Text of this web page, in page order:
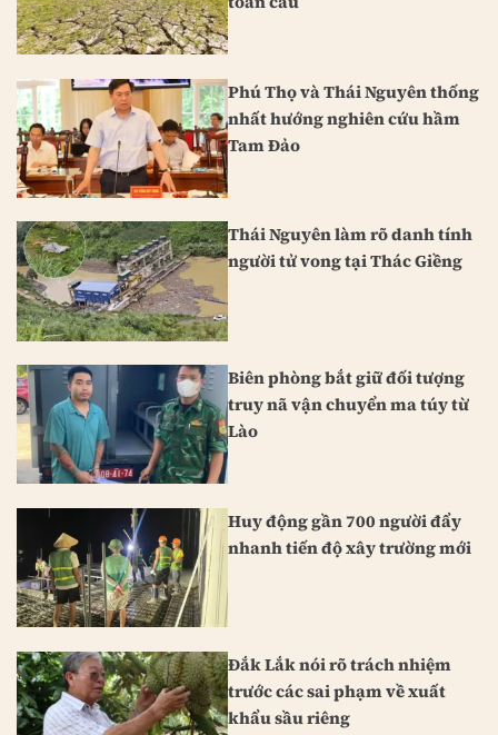
Phú Thọ và Thái Nguyên thống
nhất hướng nghiên cứu hầm
Tam Đảo
Thái Nguyên làm rõ danh tính
người tử vong tại Thác Giềng
Biên phòng bắt giữ đối tượng
truy nã vận chuyển ma túy từ
Lào
Huy động gần 700 người đẩy
nhanh tiến độ xây trường mới
Đắk Lắk nói rõ trách nhiệm
trước các sai phạm về xuất
khẩu sầu riêng